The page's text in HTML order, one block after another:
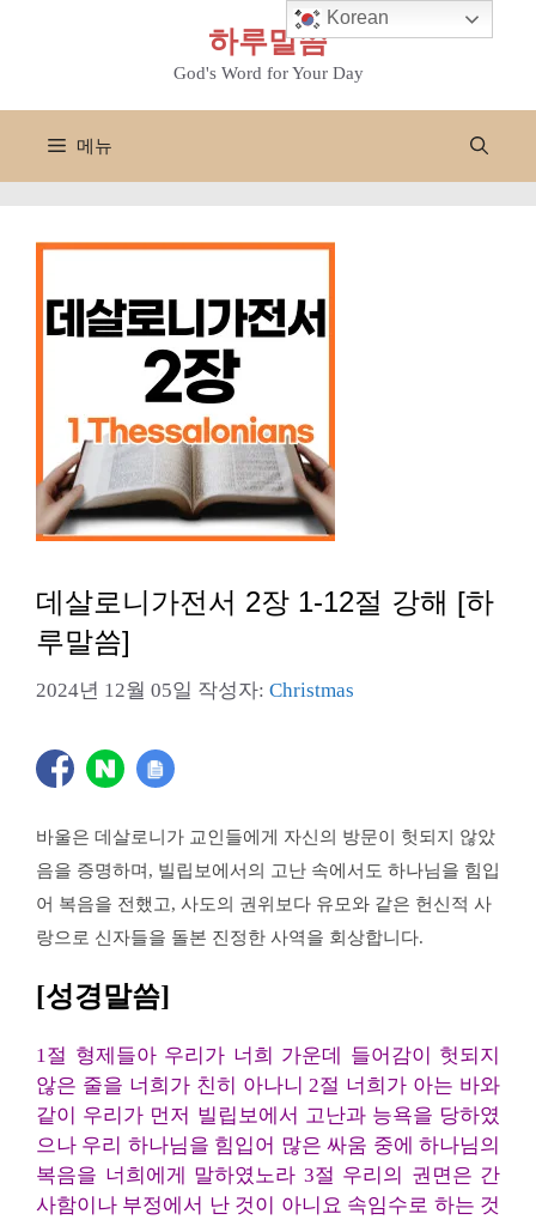
하루말씀
God's Word for Your Day
메뉴
데살로니가전서 2장 1-12절 강해 [하
루말씀]
2024년 12월 05일 작성자: Christmas
바울은 데살로니가 교인들에게 자신의 방문이 헛되지 않았
음을 증명하며, 빌립보에서의 고난 속에서도 하나님을 힘입
어 복음을 전했고, 사도의 권위보다 유모와 같은 헌신적 사
랑으로 신자들을 돌본 진정한 사역을 회상합니다.
[성경말씀]
1절 형제들아 우리가 너희 가운데 들어감이 헛되지
않은 줄을 너희가 친히 아나니 2절 너희가 아는 바와
같이 우리가 먼저 빌립보에서 고난과 능욕을 당하였
으나 우리 하나님을 힘입어 많은 싸움 중에 하나님의
복음을 너희에게 말하였노라 3절 우리의 권면은 간
사함이나 부정에서 난 것이 아니요 속임수로 하는 것
Korean